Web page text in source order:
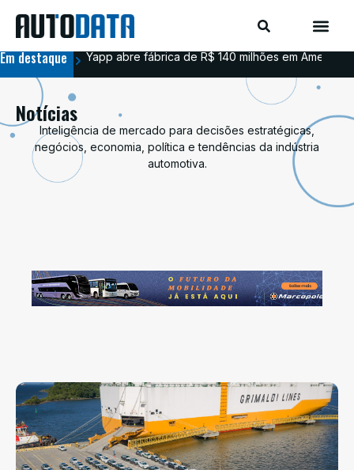
Em destaque Yapp abre fábrica de R$ 140 milhões em
Notícias
Inteligência de mercado para decisões estratégicas,
negócios, economia, política e tendências da indústria
automotiva.